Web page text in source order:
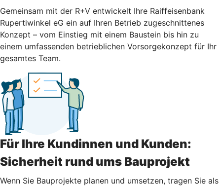
Gemeinsam mit der R+V entwickelt Ihre Raiffeisenbank
Rupertiwinkel eG ein auf Ihren Betrieb zugeschnittenes
Konzept – vom Einstieg mit einem Baustein bis hin zu
einem umfassenden betrieblichen Vorsorgekonzept für Ihr
gesamtes Team.
Für Ihre Kundinnen und Kunden:
Sicherheit rund ums Bauprojekt
Wenn Sie Bauprojekte planen und umsetzen, tragen Sie als